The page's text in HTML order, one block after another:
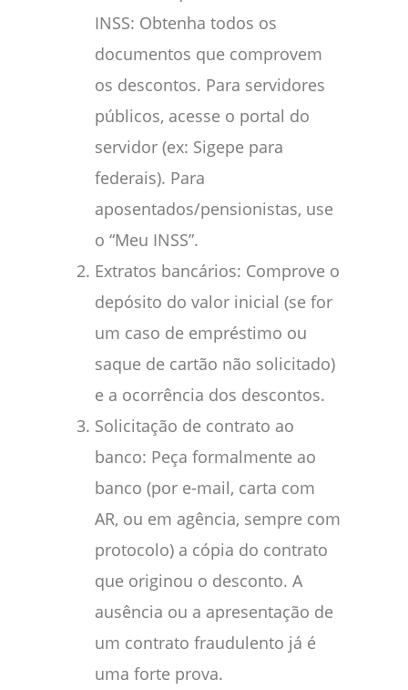
INSS: Obtenha todos os
documentos que comprovem
os descontos. Para servidores
públicos, acesse o portal do
servidor (ex: Sigepe para
federais). Para
aposentados/pensionistas, use
o “Meu INSS”.
Extratos bancários: Comprove o
depósito do valor inicial (se for
um caso de empréstimo ou
saque de cartão não solicitado)
e a ocorrência dos descontos.
Solicitação de contrato ao
banco: Peça formalmente ao
banco (por e-mail, carta com
AR, ou em agência, sempre com
protocolo) a cópia do contrato
que originou o desconto. A
ausência ou a apresentação de
um contrato fraudulento já é
uma forte prova.